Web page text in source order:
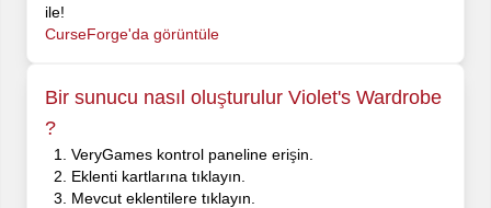
ile!
CurseForge'da görüntüle
Bir sunucu nasıl oluşturulur Violet's Wardrobe
?
VeryGames kontrol paneline erişin.
Eklenti kartlarına tıklayın.
Mevcut eklentilere tıklayın.